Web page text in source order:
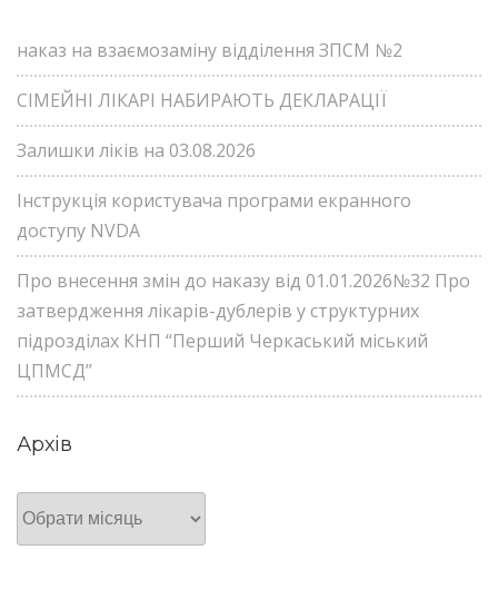
наказ на взаємозаміну відділення ЗПСМ №2
СІМЕЙНІ ЛІКАРІ НАБИРАЮТЬ ДЕКЛАРАЦІЇ
Залишки ліків на 03.08.2026
Інструкція користувача програми екранного
доступу NVDA
Про внесення змін до наказу від 01.01.2026№32 Про
затвердження лікарів-дублерів у структурних
підрозділах КНП “Перший Черкаський міський
ЦПМСД”
Архів
Архів